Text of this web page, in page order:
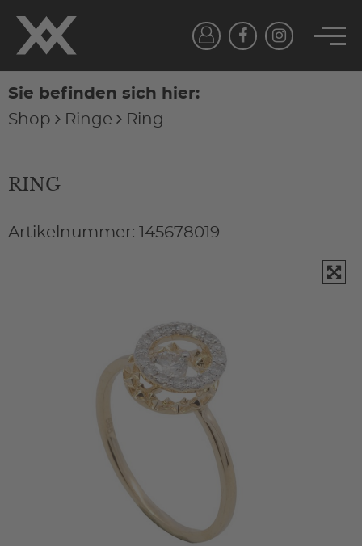
Sie befinden sich hier:
Shop
Ringe Ring
RING
Artikelnummer: 145678019